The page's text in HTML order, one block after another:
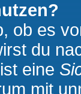
ob es
du
eine
mit